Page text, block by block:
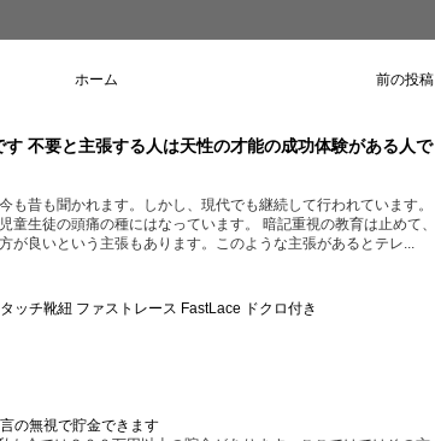
前の投稿
ホーム
不要と主張する人は天性の才能の成功体験がある人で
も昔も聞かれます。しかし、現代でも継続して行われています。
童生徒の頭痛の種にはなっています。 暗記重視の教育は止めて、
が良いという主張もあります。このような主張があるとテレ...
ッチ靴紐 ファストレース FastLace ドクロ付き
の無視で貯金できます